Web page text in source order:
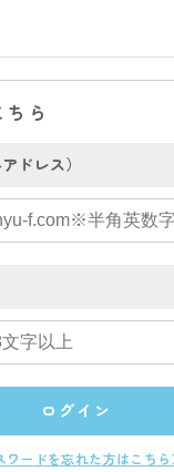
ら
ドレス）
ログイン
ワードを忘れた方はこち